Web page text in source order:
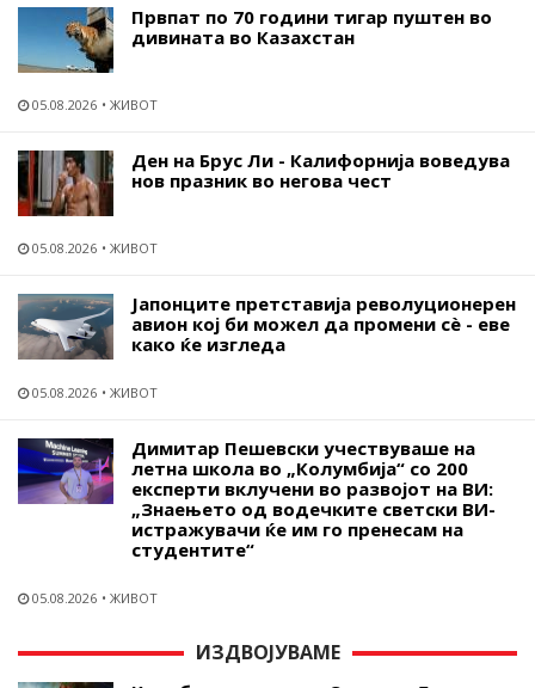
Првпат по 70 години тигар пуштен во
дивината во Казахстан
05.08.2026 ЖИВОТ
Ден на Брус Ли - Калифорнија воведува
нов празник во негова чест
05.08.2026 ЖИВОТ
Јапонците претставија револуционерен
авион кој би можел да промени сѐ - еве
како ќе изгледа
05.08.2026 ЖИВОТ
Димитар Пешевски учествуваше на
летна школа во „Колумбија“ со 200
експерти вклучени во развојот на ВИ:
„Знаењето од водечките светски ВИ-
истражувачи ќе им го пренесам на
студентите“
05.08.2026 ЖИВОТ
ИЗДВОЈУВАМЕ